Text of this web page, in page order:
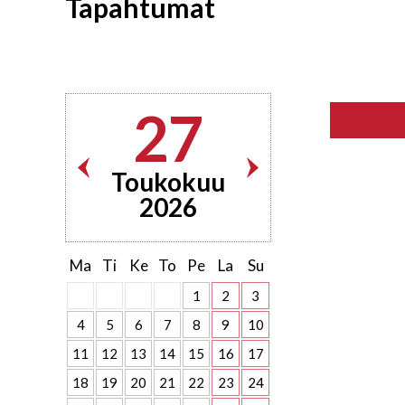
Tapahtumat
27
Toukokuu
2026
Ma Ti Ke To Pe La Su
1 2
3
4
5 6 7 8 9
10
11
12 13 14 15 16
17
18
19 20 21 22 23
24